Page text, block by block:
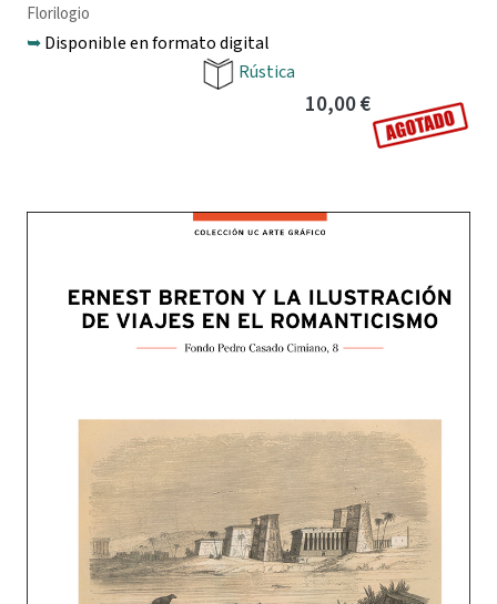
Florilogio
➥Disponible en formato digital
Rústica
10,00 €